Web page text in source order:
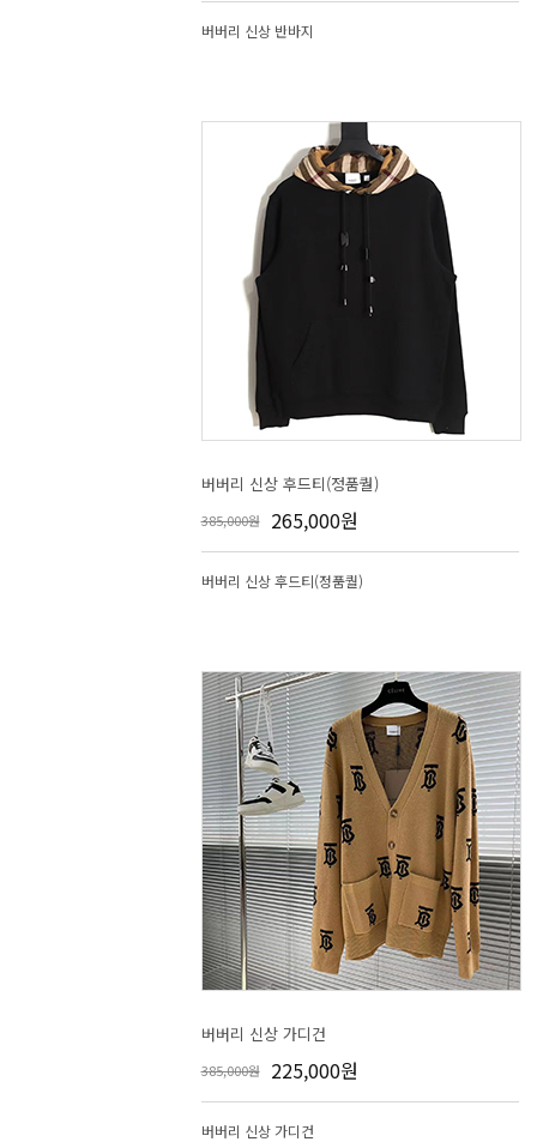
버버리 신상 반바지
버버리 신상 후드티(정품퀄)
385,000원 265,000원
버버리 신상 후드티(정품퀄)
버버리 신상 가디건
385,000원 225,000원
버버리 신상 가디건